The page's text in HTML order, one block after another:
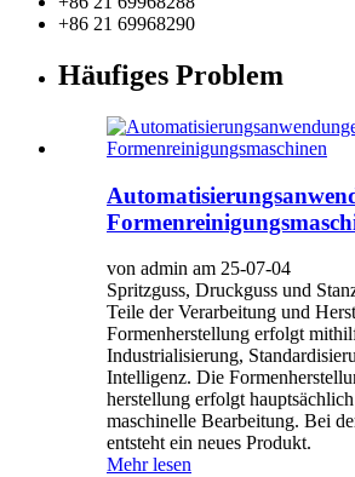
+86 21 69968290
Häufiges Problem
von admin am 25-07-04
Spritzguss, Druckguss und
Teile der Verarbeitung und
Formenherstellung erfolgt
Industrialisierung,
Intelligenz. Die
herstellung erfolgt
maschinelle Bearbeitung. Bei
entsteht ein neues Produkt.
Mehr lesen